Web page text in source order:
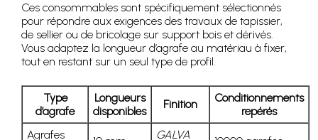
Ces consommables sont spécifiquement sélectionnés
pour répondre aux exigences des travaux de tapissier,
de sellier ou de bricolage sur support bois et dérivés.
Vous adaptez la longueur d’agrafe au matériau à fixer,
tout en restant sur un seul type de profil.
Type
d’agrafe
Longueurs
disponibles
Finition
Conditionnements
repérés
Agrafes
GALVA